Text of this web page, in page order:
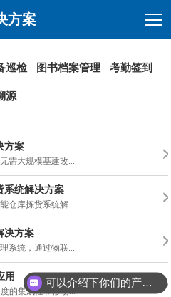
方案
巡检 图书档案管理 考勤签到
源
方案
需大规模基建改...
系统解决方案
仓库拣货系统解...
决方案
系统，通过物联...
用
的集成性和移动...
可以介绍下你们的产品么？